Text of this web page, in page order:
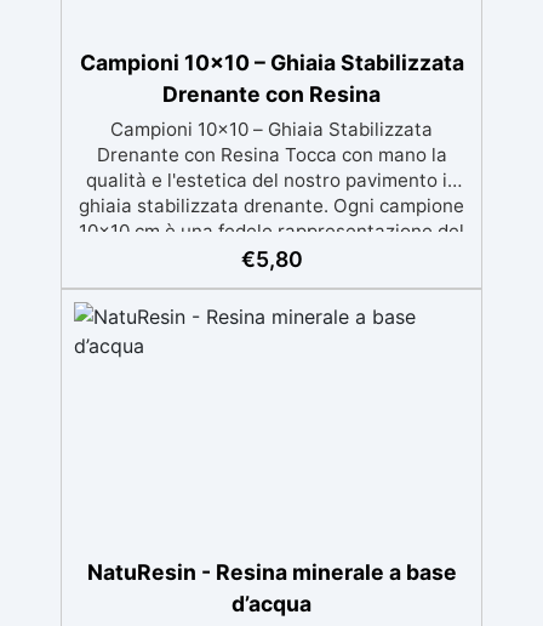
Campioni 10x10 – Ghiaia Stabilizzata
Drenante con Resina
Campioni 10x10 – Ghiaia Stabilizzata
Drenante con Resina Tocca con mano la
qualità e l'estetica del nostro pavimento in
ghiaia stabilizzata drenante. Ogni campione
10x10 cm è una fedele rappresentazione del
materiale finito, composto da ghiaia naturale
prestazioni.Ideale per vedere da vicino
l’effetto estetico, sentire la texture al tatto e
testare la compattezza e la porosità del
€5,80
NatuResin - Resina minerale a base
d’acqua